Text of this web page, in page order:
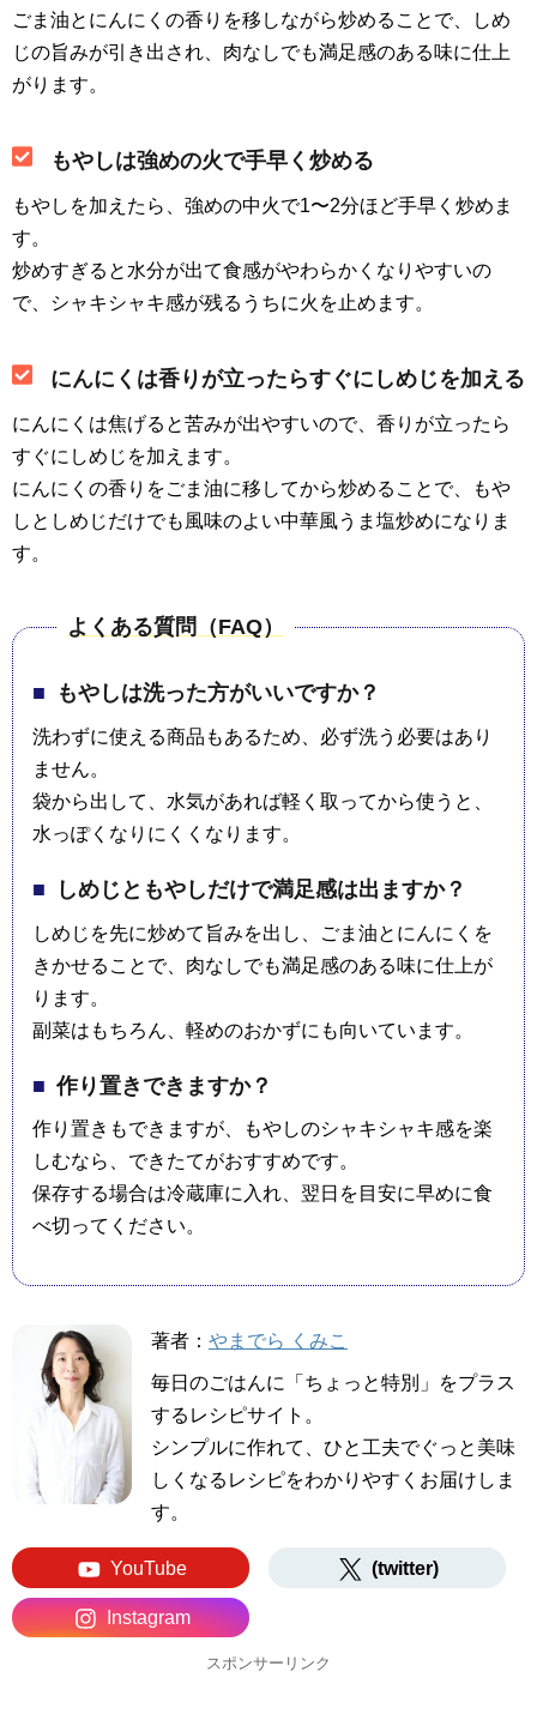
ごま油とにんにくの香りを移しながら炒めることで、しめ
じの旨みが引き出され、肉なしでも満足感のある味に仕上
がります。
もやしは強めの火で手早く炒める
もやしを加えたら、強めの中火で1〜2分ほど手早く炒めま
す。
炒めすぎると水分が出て食感がやわらかくなりやすいの
で、シャキシャキ感が残るうちに火を止めます。
にんにくは香りが立ったらすぐにしめじを加える
にんにくは焦げると苦みが出やすいので、香りが立ったら
すぐにしめじを加えます。
にんにくの香りをごま油に移してから炒めることで、もや
しとしめじだけでも風味のよい中華風うま塩炒めになりま
す。
よくある質問（FAQ）
もやしは洗った方がいいですか？
洗わずに使える商品もあるため、必ず洗う必要はあり
ません。
袋から出して、水気があれば軽く取ってから使うと、
水っぽくなりにくくなります。
しめじともやしだけで満足感は出ますか？
しめじを先に炒めて旨みを出し、ごま油とにんにくを
きかせることで、肉なしでも満足感のある味に仕上が
ります。
副菜はもちろん、軽めのおかずにも向いています。
作り置きできますか？
作り置きもできますが、もやしのシャキシャキ感を楽
しむなら、できたてがおすすめです。
保存する場合は冷蔵庫に入れ、翌日を目安に早めに食
べ切ってください。
著者： やまでら くみこ
毎日のごはんに「ちょっと特別」をプラス
するレシピサイト。
シンプルに作れて、ひと工夫でぐっと美味
しくなるレシピをわかりやすくお届けしま
す。
YouTube (twitter)
Instagram
スポンサーリンク